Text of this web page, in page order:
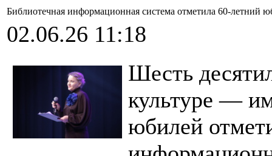
Библиотечная информационная система отметила 60-летний
02.06.26 11:18
Шесть
культуре —
юбилей